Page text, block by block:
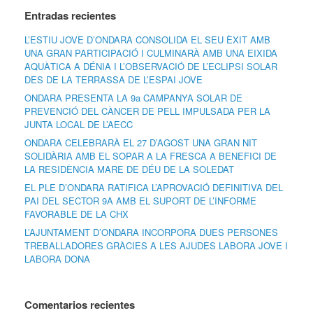
Entradas recientes
L’ESTIU JOVE D’ONDARA CONSOLIDA EL SEU ÈXIT AMB
UNA GRAN PARTICIPACIÓ I CULMINARÀ AMB UNA EIXIDA
AQUÀTICA A DÉNIA I L’OBSERVACIÓ DE L’ECLIPSI SOLAR
DES DE LA TERRASSA DE L’ESPAI JOVE
ONDARA PRESENTA LA 9a CAMPANYA SOLAR DE
PREVENCIÓ DEL CÀNCER DE PELL IMPULSADA PER LA
JUNTA LOCAL DE L’AECC
ONDARA CELEBRARÀ EL 27 D’AGOST UNA GRAN NIT
SOLIDÀRIA AMB EL SOPAR A LA FRESCA A BENEFICI DE
LA RESIDÈNCIA MARE DE DÉU DE LA SOLEDAT
EL PLE D’ONDARA RATIFICA L’APROVACIÓ DEFINITIVA DEL
PAI DEL SECTOR 9A AMB EL SUPORT DE L’INFORME
FAVORABLE DE LA CHX
L’AJUNTAMENT D’ONDARA INCORPORA DUES PERSONES
TREBALLADORES GRÀCIES A LES AJUDES LABORA JOVE I
LABORA DONA
Comentarios recientes